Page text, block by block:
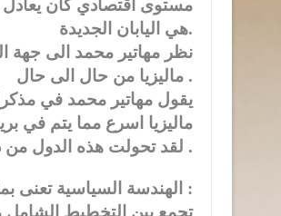
هي اليابان الجديدة.
نظر مهاتير محمد الى جهة
ماليزيا من حال الى حال .
ماليزيا اسرع مما يتم في
لقد تحولت هذه الدول من دول تائهة الى دول باهرة بفضل الهندسة السياسية والتخطيط السليم والانتماء .
الهندسة السياسية تعنى بما يلي :